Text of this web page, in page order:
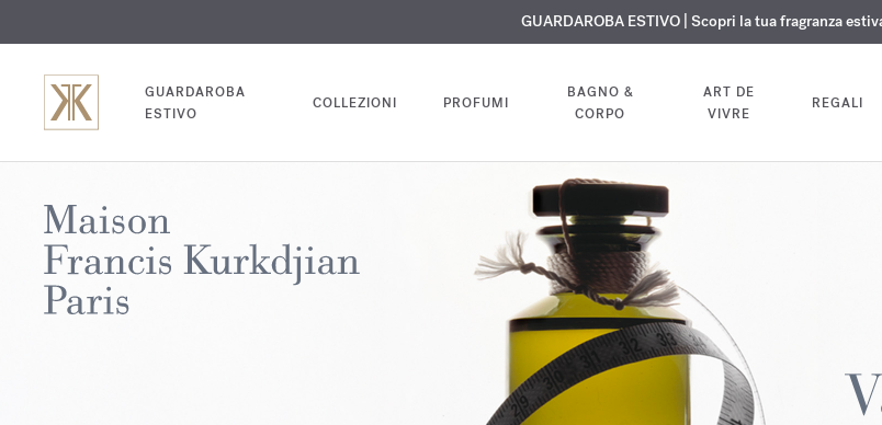
ESCLUSIVO | Scopri la nuova fragranza OUDvelvet mood
INCISIONE GRATUITA | Su tutte le fragranze e gli oli per il
GUARDAROBA ESTIVO | Scopri la tua fragranza
GUARDAROBA
ESTIVO
COLLEZIONI PROFUMI
BAGNO &
CORPO
ART DE
VIVRE
REGALI